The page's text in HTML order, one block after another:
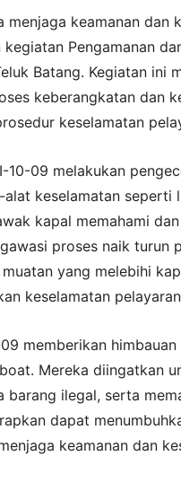
menjaga keamanan dan
Pengamanan
Batang. Kegiatan ini
keberangkatan dan
keselamatan
10-09 melakukan
keselamatan seperti
kapal memahami
proses naik turun
yang melebihi
keselamatan
memberikan
Mereka diingatkan
ilegal, serta
dapat
keamanan dan